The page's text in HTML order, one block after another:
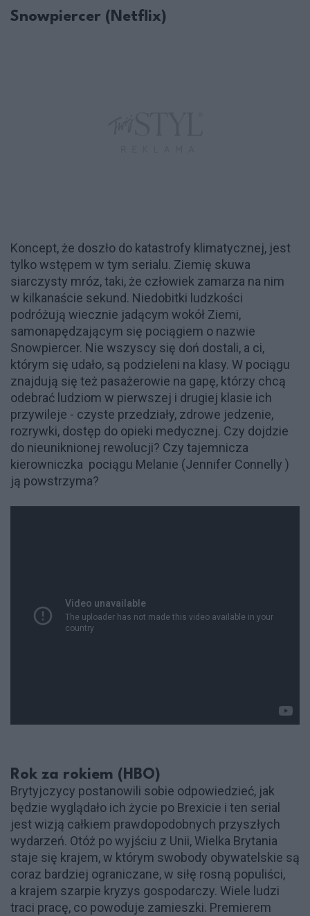
Snowpiercer (Netflix)
Koncept, że doszło do katastrofy klimatycznej, jest
tylko wstępem w tym serialu. Ziemię skuwa
siarczysty mróz, taki, że człowiek zamarza na nim
w kilkanaście sekund. Niedobitki ludzkości
podróżują wiecznie jadącym wokół Ziemi,
samonapędzającym się pociągiem o nazwie
Snowpiercer. Nie wszyscy się doń dostali, a ci,
którym się udało, są podzieleni na klasy. W pociągu
znajdują się też pasażerowie na gapę, którzy chcą
odebrać ludziom w pierwszej i drugiej klasie ich
przywileje - czyste przedziały, zdrowe jedzenie,
rozrywki, dostęp do opieki medycznej. Czy dojdzie
do nieuniknionej rewolucji? Czy tajemnicza
kierowniczka pociągu Melanie (Jennifer Connelly )
ją powstrzyma?
Rok za rokiem (HBO)
Brytyjczycy postanowili sobie odpowiedzieć, jak
będzie wyglądało ich życie po Brexicie i ten serial
jest wizją całkiem prawdopodobnych przyszłych
wydarzeń. Otóż po wyjściu z Unii, Wielka Brytania
staje się krajem, w którym swobody obywatelskie są
coraz bardziej ograniczane, w siłę rosną populiści,
a krajem szarpie kryzys gospodarczy. Wiele ludzi
traci pracę, co powoduje zamieszki. Premierem